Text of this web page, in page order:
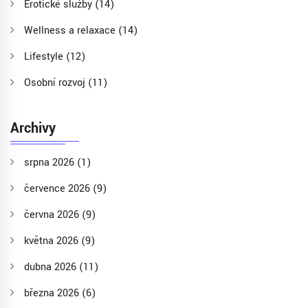
Erotické služby (14)
Wellness a relaxace (14)
Lifestyle (12)
Osobní rozvoj (11)
Archivy
srpna 2026 (1)
července 2026 (9)
června 2026 (9)
května 2026 (9)
dubna 2026 (11)
března 2026 (6)